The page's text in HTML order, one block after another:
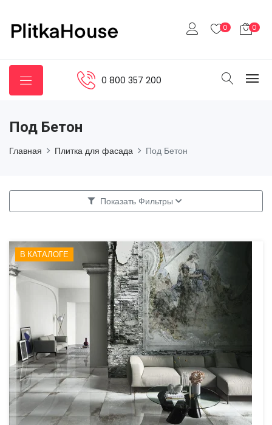
0 0
0 800 357 200
Под Бетон
Главная Плитка для фасада Под Бетон
Показать Фильтры
В КАТАЛОГЕ